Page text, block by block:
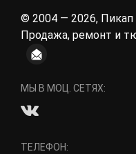
© 2004 — 2026,
Продажа, ремонт и
МЫ В МОЦ. СЕТЯХ:
ТЕЛЕФОН: